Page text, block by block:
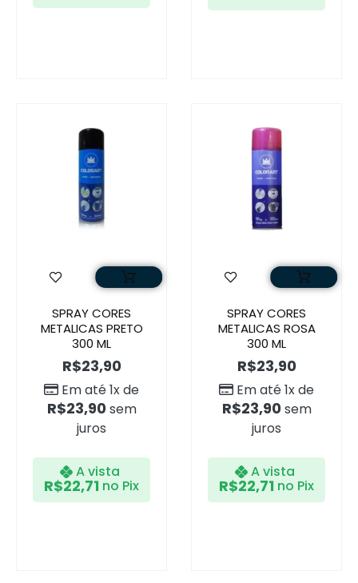
SPRAY CORES
METALICAS PRETO
300 ML
R$23,90
Em até 1x de
R$23,90 sem
juros
A vista
R$22,71 no Pix
SPRAY CORES
METALICAS ROSA
300 ML
R$23,90
Em até 1x de
R$23,90 sem
juros
A vista
R$22,71 no Pix